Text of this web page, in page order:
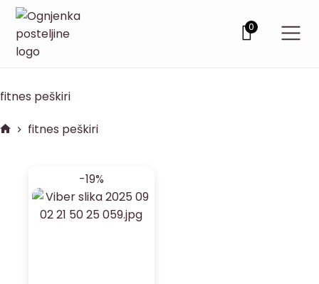
0
fitnes peškiri
fitnes peškiri
-19%